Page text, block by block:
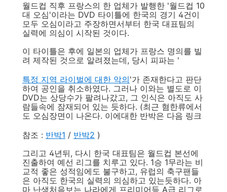
월드컵 직후 프랑스의 한 업체가 발행한 '월드컵 10
대 오심'이라는 DVD 타이틀에 한국의 경기 4건이
모두 오심이라고 주장하면서부터 한국 대표팀의
실력에 의심이 시작된 것이다.
이 타이틀은 후에 일본의 업체가 프랑스 명의를 빌
려 제작된 것으로 알려졌는데, 당시 피파는 '
특정 지역 라이벌에 대한 악의'가 존재한다고 판단
하여 공인을 취소하였다. 그러나 이와는 별도로 이
DVD는 상당수가 팔려나갔고, 그 인식은 아직도 사
람들속에 잠재되어 있는 듯하다. (최근 혐한류에서
도 오심장면이 나온다. 이에대한 반박은 다음 링크
참조 : 반박1 / 반박2 )
그리고 4년뒤, 다시 한국 대표팀은 월드컵 본선에
진출하여 예선 리그를 치루고 있다. 1승 1무라는 비
교적 좋은 성적임에도 불구하고, 유럽의 축구팬들
은 아직도 한국의 실력의 의심하고 있는듯하다. 아
마 난생처음보는 나라에게 프리미어등 A급 리그로